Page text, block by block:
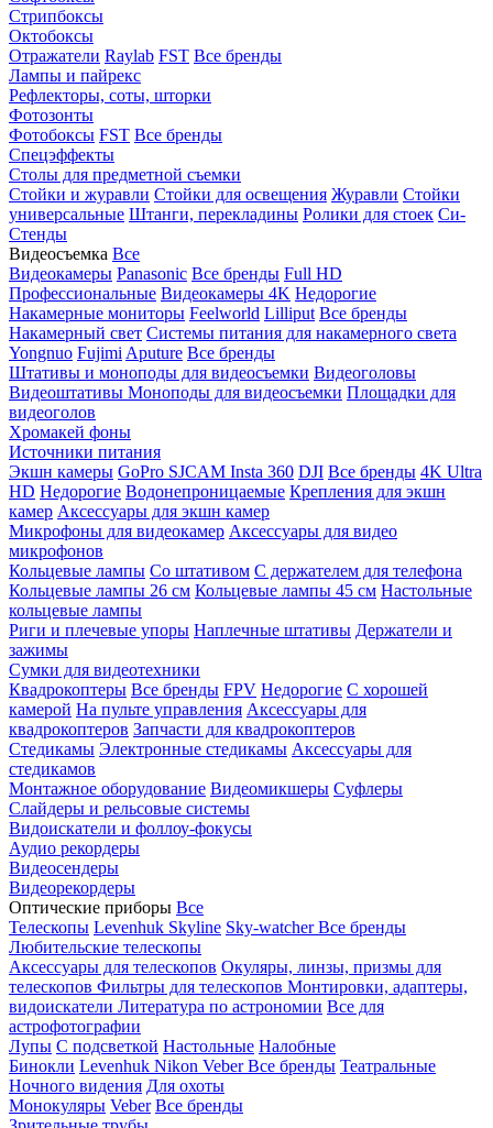
Стрипбоксы
Октобоксы
Отражатели Raylab FST Все бренды
Лампы и пайрекс
Рефлекторы, соты, шторки
Фотозонты
Фотобоксы FST Все бренды
Спецэффекты
Столы для предметной съемки
Стойки и журавли Стойки для освещения Журавли Стойки
универсальные Штанги, перекладины Ролики для стоек Си-
Стенды
Видеосъемка Все
Видеокамеры Panasonic Все бренды Full HD
Профессиональные Видеокамеры 4K Недорогие
Накамерные мониторы Feelworld Lilliput Все бренды
Накамерный свет Системы питания для накамерного света
Yongnuo Fujimi Aputure Все бренды
Штативы и моноподы для видеосъемки Видеоголовы
Видеоштативы Моноподы для видеосъемки Площадки для
видеоголов
Хромакей фоны
Источники питания
Экшн камеры GoPro SJCAM Insta 360 DJI Все бренды 4K Ultra
HD Недорогие Водонепроницаемые Крепления для экшн
камер Аксессуары для экшн камер
Микрофоны для видеокамер Аксессуары для видео
микрофонов
Кольцевые лампы Со штативом C держателем для телефона
Кольцевые лампы 26 см Кольцевые лампы 45 см Настольные
кольцевые лампы
Риги и плечевые упоры Наплечные штативы Держатели и
зажимы
Сумки для видеотехники
Квадрокоптеры Все бренды FPV Недорогие С хорошей
камерой На пульте управления Аксессуары для
квадрокоптеров Запчасти для квадрокоптеров
Стедикамы Электронные стедикамы Аксессуары для
стедикамов
Монтажное оборудование Видеомикшеры Суфлеры
Слайдеры и рельсовые системы
Видоискатели и фоллоу-фокусы
Аудио рекордеры
Видеосендеры
Видеорекордеры
Оптические приборы Все
Телескопы Levenhuk Skyline Sky-watcherВсе бренды
Любительские телескопы
Аксессуары для телескопов Окуляры, линзы, призмы для
телескопов Фильтры для телескопов Монтировки, адаптеры,
видоискатели Литература по астрономии Все для
астрофотографии
Лупы С подсветкой Настольные Налобные
Бинокли Levenhuk Nikon VeberВсе бренды Театральные
Ночного видения Для охоты
Монокуляры Veber Все бренды